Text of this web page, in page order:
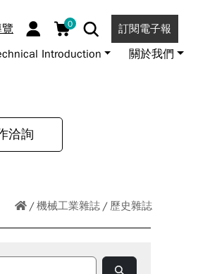
0 訂閱電子報
Introduction 關於我們
洽詢
機械工業雜誌 歷史雜誌